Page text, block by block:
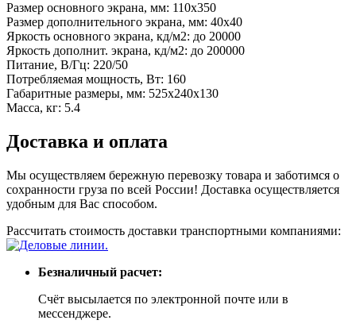
Размер основного экрана, мм: 110х350
Размер дополнительного экрана, мм: 40х40
Яркость основного экрана, кд/м2: до 20000
Яркость дополнит. экрана, кд/м2: до 200000
Питание, В/Гц: 220/50
Потребляемая мощность, Вт: 160
Габаритные размеры, мм: 525х240х130
Масса, кг: 5.4
Доставка и оплата
Мы осуществляем бережную перевозку товара и заботимся о
сохранности груза по всей России! Доставка осуществляется
удобным для Вас способом.
Рассчитать стоимость доставки транспортными компаниями:
Безналичный расчет:
Счёт высылается по электронной почте или в
мессенджере.